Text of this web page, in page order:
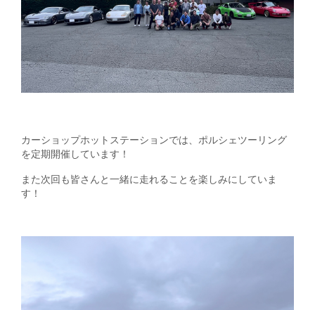
カーショップホットステーションでは、ポルシェツーリング
を定期開催しています！
また次回も皆さんと一緒に走れることを楽しみにしていま
す！